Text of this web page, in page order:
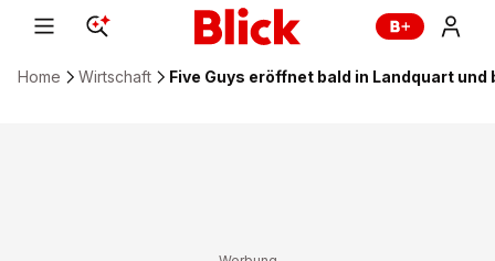
Home Wirtschaft Five Guys eröffnet bald in Landquart